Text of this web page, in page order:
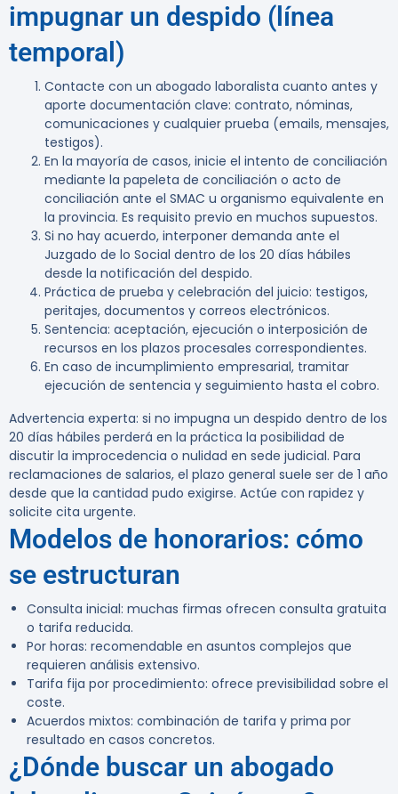
impugnar un despido (línea
temporal)
Contacte con un abogado laboralista cuanto antes y
aporte documentación clave: contrato, nóminas,
comunicaciones y cualquier prueba (emails, mensajes,
testigos).
En la mayoría de casos, inicie el intento de conciliación
mediante la papeleta de conciliación o acto de
conciliación ante el SMAC u organismo equivalente en
la provincia. Es requisito previo en muchos supuestos.
Si no hay acuerdo, interponer demanda ante el
Juzgado de lo Social dentro de los 20 días hábiles
desde la notificación del despido.
Práctica de prueba y celebración del juicio: testigos,
peritajes, documentos y correos electrónicos.
Sentencia: aceptación, ejecución o interposición de
recursos en los plazos procesales correspondientes.
En caso de incumplimiento empresarial, tramitar
ejecución de sentencia y seguimiento hasta el cobro.
Advertencia experta: si no impugna un despido dentro de los
20 días hábiles perderá en la práctica la posibilidad de
discutir la improcedencia o nulidad en sede judicial. Para
reclamaciones de salarios, el plazo general suele ser de 1 año
desde que la cantidad pudo exigirse. Actúe con rapidez y
solicite cita urgente.
Modelos de honorarios: cómo
se estructuran
Consulta inicial: muchas firmas ofrecen consulta gratuita
o tarifa reducida.
Por horas: recomendable en asuntos complejos que
requieren análisis extensivo.
Tarifa fija por procedimiento: ofrece previsibilidad sobre el
coste.
Acuerdos mixtos: combinación de tarifa y prima por
resultado en casos concretos.
¿Dónde buscar un abogado